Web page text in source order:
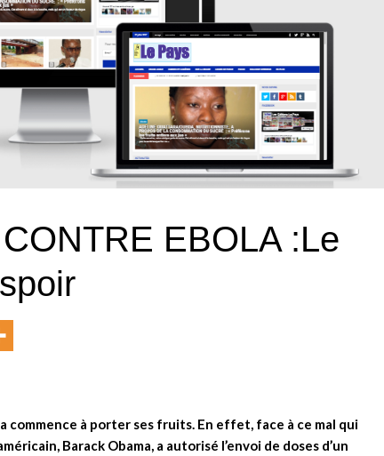
EBOLA :Le
commence à porter ses fruits. En effet, face à ce mal qui
Barack Obama, a autorisé l’envoi de doses d’un